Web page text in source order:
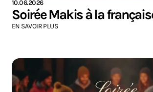
10.06.2026
Soirée Makis à la
EN SAVOIR PLUS